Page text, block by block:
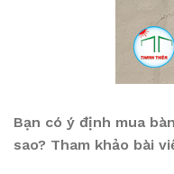
Bạn có ý định mua
sao? Tham khảo bài